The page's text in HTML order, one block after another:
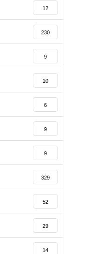
12
230
9
10
6
9
9
329
52
29
14